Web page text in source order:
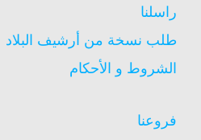
راسلنا
طلب نسخة من أرشيف البلاد
الشروط و الأحكام
فروعنا